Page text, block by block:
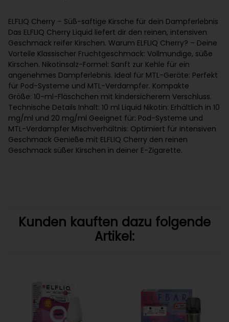
ELFLIQ Cherry – Süß-saftige Kirsche für dein Dampferlebnis
Das ELFLIQ Cherry Liquid liefert dir den reinen, intensiven
Geschmack reifer Kirschen. Warum ELFLIQ Cherry? – Deine
Vorteile Klassischer Fruchtgeschmack: Vollmundige, süße
Kirschen. Nikotinsalz-Formel: Sanft zur Kehle für ein
angenehmes Dampferlebnis. Ideal für MTL-Geräte: Perfekt
für Pod-Systeme und MTL-Verdampfer. Kompakte
Größe: 10-ml-Fläschchen mit kindersicherem Verschluss.
Technische Details Inhalt: 10 ml Liquid Nikotin: Erhältlich in 10
mg/ml und 20 mg/ml Geeignet für: Pod-Systeme und
MTL-Verdampfer Mischverhältnis: Optimiert für intensiven
Geschmack Genieße mit ELFLIQ Cherry den reinen
Geschmack süßer Kirschen in deiner E-Zigarette.
Kunden kauften dazu folgende
Artikel: